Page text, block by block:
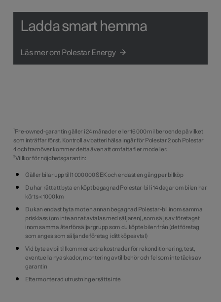
Ladda smart hemma
Läs mer om Polestar Energy
¹Pre-owned-garantin gäller i 24 månader eller 16 000 mil beroende på vilket
som inträffar först. Kontroll av batterihälsa ingår för Polestar 2 och Polestar
4 och framöver kommer detta även att omfatta fler modeller.
²Villkor för nöjdhetsgarantin:
Gäller bilar upp till 1 000 000 SEK och endast en gång per bilköp
Du har rätt att byta en köpt begagnad Polestar-bil i 14 dagar om bilen har
körts < 1000 km
Du kan endast byta mot en annan begagnad Polestar-bil inom samma
prisklass (om inte annat avtalas med säljaren), som säljs av företaget
inom samma återförsäljargrupp som du köpte bilen från (det företag
som anges som säljande företag i ditt köpeavtal)
Vid byte av bil tillkommer extra kostnader för rekonditionering, test,
eventuella nya skador, montering avtillbehör och fel som inte täcks av
garantin
Eftermonterad utrustning ersätts inte